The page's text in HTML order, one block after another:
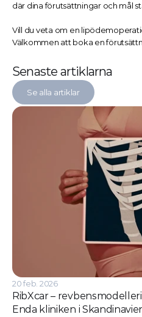
där dina förutsättningar och mål
Välkommen att boka en
Senaste artiklarna
Se alla artiklar
20 feb. 2026
RibXcar –
Enda kliniken i